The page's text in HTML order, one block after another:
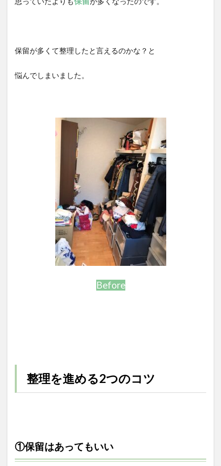
保留が多くて整理したと言えるのかな？と
悩んでしまいました。
Before
整理を進める2つのコツ
①保留はあってもいい